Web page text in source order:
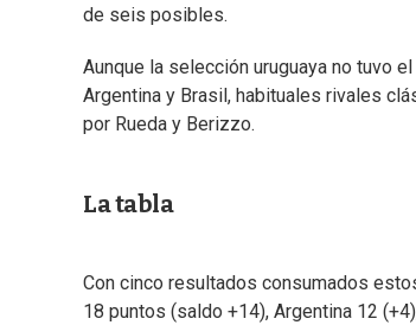
de seis posibles.
Aunque la selección uruguaya no tuvo
Argentina y Brasil, habituales rivales
por Rueda y Berizzo.
La tabla
Con cinco resultados consumados
18 puntos (saldo +14), Argentina 12